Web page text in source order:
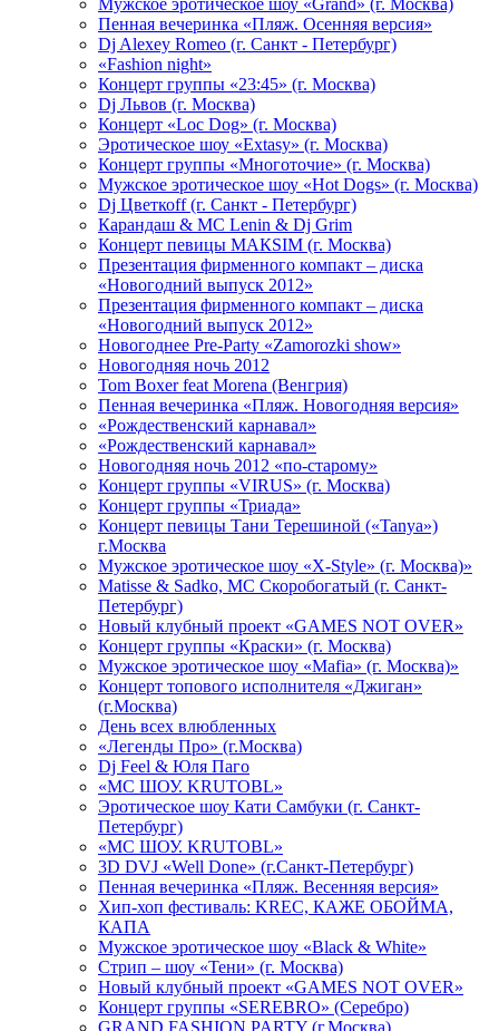
Мужское эротическое шоу «Grand» (г. Москва)
Пенная вечеринка «Пляж. Осенняя версия»
Dj Alexey Romeo (г. Санкт - Петербург)
«Fashion night»
Концерт группы «23:45» (г. Москва)
Dj Львов (г. Москва)
Концерт «Loc Dog» (г. Москва)
Эротическое шоу «Extasy» (г. Москва)
Концерт группы «Многоточие» (г. Москва)
Мужское эротическое шоу «Hot Dogs» (г. Москва)
Dj Цветкоff (г. Санкт - Петербург)
Карандаш & МС Lenin & Dj Grim
Концерт певицы МАКSIМ (г. Москва)
Презентация фирменного компакт – диска
«Новогодний выпуск 2012»
Презентация фирменного компакт – диска
«Новогодний выпуск 2012»
Новогоднее Pre-Party «Zamorozki show»
Новогодняя ночь 2012
Tom Boxer feat Morena (Венгрия)
Пенная вечеринка «Пляж. Новогодняя версия»
«Рождественский карнавал»
«Рождественский карнавал»
Новогодняя ночь 2012 «по-старому»
Концерт группы «VIRUS» (г. Москва)
Концерт группы «Триада»
Концерт певицы Тани Терешиной («Tanya»)
г.Москва
Мужское эротическое шоу «X-Style» (г. Москва)»
Matissе & Sadko, MC Скоробогатый (г. Санкт-
Петербург)
Новый клубный проект «GAMES NOT OVER»
Концерт группы «Краски» (г. Москва)
Мужское эротическое шоу «Mafia» (г. Москва)»
Концерт топового исполнителя «Джиган»
(г.Москва)
День всех влюбленных
«Легенды Про» (г.Москва)
Dj Feel & Юля Паго
«МС ШОУ. KRUTOBL»
Эротическое шоу Кати Самбуки (г. Санкт-
Петербург)
«МС ШОУ. KRUTOBL»
3D DVJ «Well Done» (г.Санкт-Петербург)
Пенная вечеринка «Пляж. Весенняя версия»
Хип-хоп фестиваль: KREC, КАЖЕ ОБОЙМА,
КАПА
Мужское эротическое шоу «Black & White»
Стрип – шоу «Тени» (г. Москва)
Новый клубный проект «GAMES NOT OVER»
Концерт группы «SEREBRO» (Серебро)
GRAND FASHION PARTY (г.Москва)